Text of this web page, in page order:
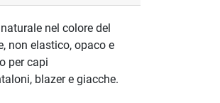
nel colore del
non elastico, opaco e
per capi
blazer e giacche.